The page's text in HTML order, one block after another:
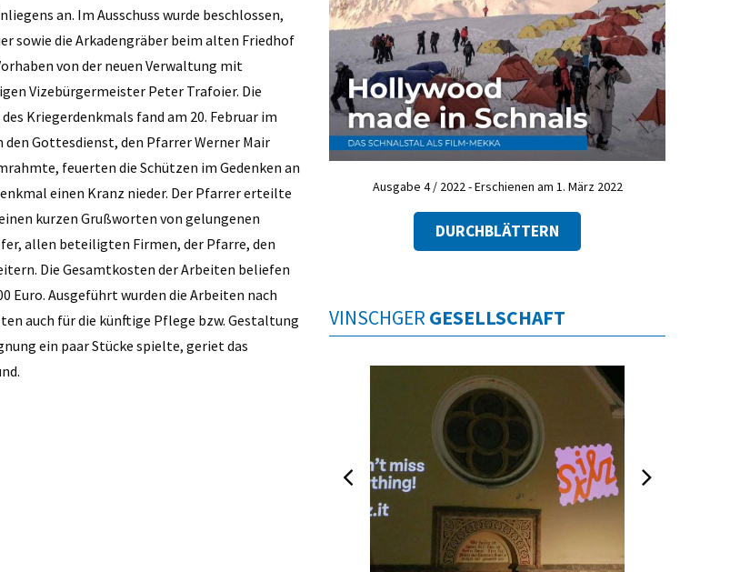
an. Im Ausschuss wurde beschlossen,
sowie die Arkadengräber beim alten Friedhof
von der neuen Verwaltung mit
Vizebürgermeister Peter Trafoier. Die
Kriegerdenkmals fand am 20. Februar im
Gottesdienst, den Pfarrer Werner Mair
feuerten die Schützen im Gedenken an
einen Kranz nieder. Der Pfarrer erteilte
kurzen Grußworten von gelungenen
allen beteiligten Firmen, der Pfarre, den
Die Gesamtkosten der Arbeiten beliefen
Euro. Ausgeführt wurden die Arbeiten nach
auch für die künftige Pflege bzw. Gestaltung
ein paar Stücke spielte, geriet das
Ausgabe 4 / 2022 - Erschienen am 1. März 2022
DURCHBLÄTTERN
VINSCHGER GESELLSCHAFT